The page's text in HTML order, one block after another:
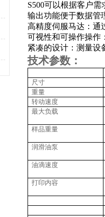
S500可以根据客户
输出功能便于数据管
高精度伺服马达：通
可视性和可操作操作
紧凑的设计：测量设
技术参数：
尺寸
重量
转动速度
最大负载
样品重量
润滑油泵
油滴速度
打印内容